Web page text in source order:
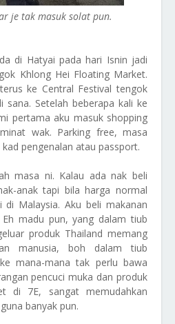
je tak masuk solat pun.
di Hatyai pada hari Isnin jadi
Khlong Hei Floating Market.
ke Central Festival tengok
sana. Setelah beberapa kali ke
pertama aku masuk shopping
wak. Parking free, masa
pengenalan atau passport.
masa ni. Kalau ada nak beli
anak tapi bila harga normal
Malaysia. Aku beli makanan
madu pun, yang dalam tiub
produk Thailand memang
manusia, boh dalam tiub
mana-mana tak perlu bawa
pencuci muka dan produk
di 7E, sangat memudahkan
banyak pun.